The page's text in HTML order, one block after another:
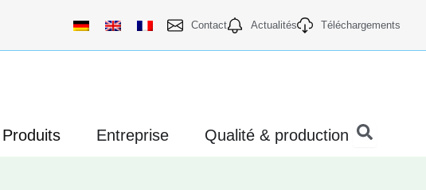
Contact Actualités Téléchargements
Produits Ouvrir Produits
Entreprise Ouvrir Entreprise
Qualité & production Ouvrir